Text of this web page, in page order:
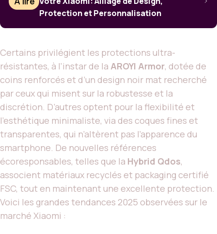
Protection et Personnalisation
Certains privilégient les protections ultra-
résistantes, à l’instar de la AROYI Armor, dotée de
coins renforcés et d’un design noir mat recherché
par ceux qui misent sur la robustesse et la
discrétion. D’autres optent pour la flexibilité et
l’esthétique minimaliste, via des coques fines et
transparentes, qui n’altèrent pas l’apparence du
smartphone. De nouvelles références
écoresponsables, telles que la Hybrid Qdos,
associent matériaux recyclés et packaging certifié
FSC, tout en maintenant une excellente protection.
Voici les grandes tendances 2025 observées sur le
marché Xiaomi :